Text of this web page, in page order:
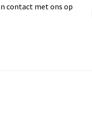
contact met ons op